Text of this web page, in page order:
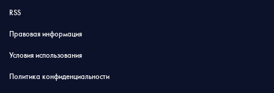
RSS
Правовая информация
Условия использования
Политика конфиденциальности